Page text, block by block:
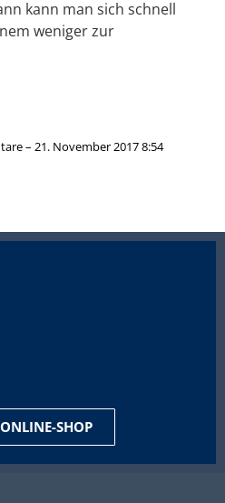
kann man sich schnell
weniger zur
– 21. November 2017 8:54
SHOP